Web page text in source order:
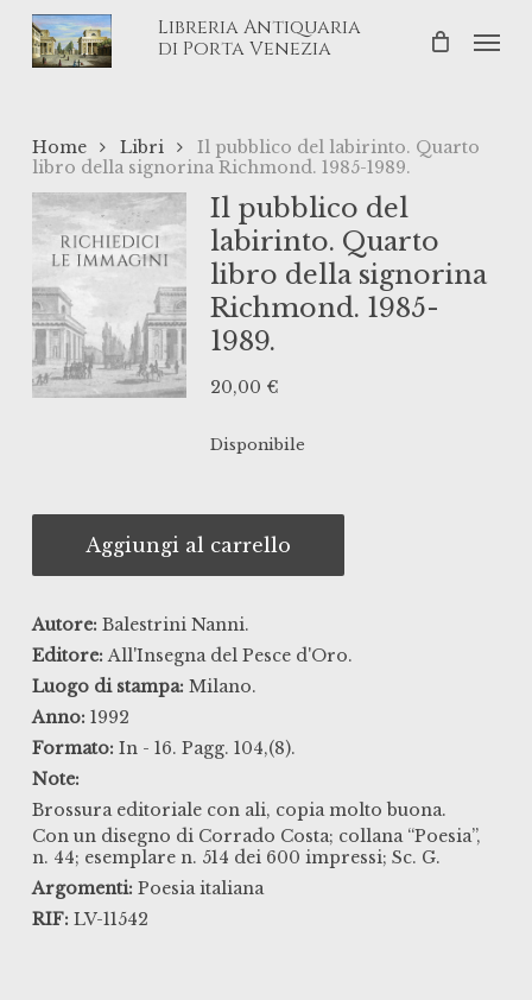
Skip
Libreria Antiquaria
di Porta Venezia
Home Libri
Il pubblico del labirinto. Quarto
libro della signorina Richmond. 1985-1989.
Il pubblico del
labirinto. Quarto
libro della signorina
Richmond. 1985-
1989.
20,00 €
Disponibile
Aggiungi al carrello
Autore: Balestrini Nanni.
Editore: All'Insegna del Pesce d'Oro.
Luogo di stampa: Milano.
Anno: 1992
Formato: In - 16. Pagg. 104,(8).
Note:
Brossura editoriale con ali, copia molto buona.
Con un disegno di Corrado Costa; collana “Poesia”,
n. 44; esemplare n. 514 dei 600 impressi; Sc. G.
Argomenti: Poesia italiana
RIF: LV-11542